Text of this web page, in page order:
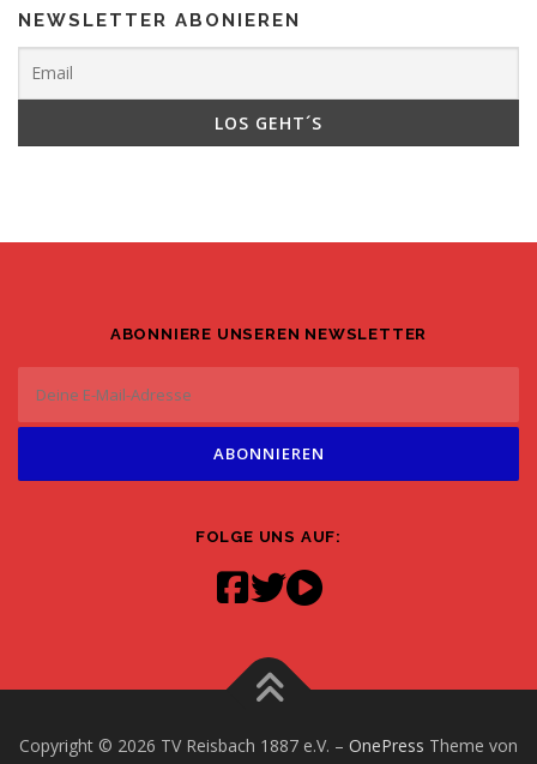
NEWSLETTER ABONIEREN
ABONNIERE UNSEREN NEWSLETTER
FOLGE UNS AUF:
Copyright © 2026 TV Reisbach 1887 e.V. – OnePress Theme von